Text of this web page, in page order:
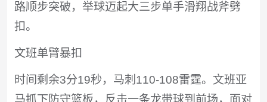
路顺步突破，举球迈起大三步单手滑翔战斧劈
扣。
文班单臂暴扣
时间剩余3分19秒，马刺110-108雷霆。文班亚